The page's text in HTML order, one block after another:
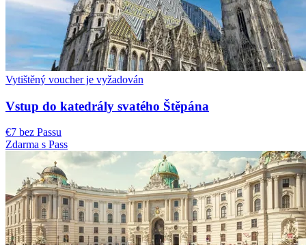
Vytištěný voucher je vyžadován
Vstup do katedrály svatého Štěpána
€7 bez Passu
Zdarma s Pass